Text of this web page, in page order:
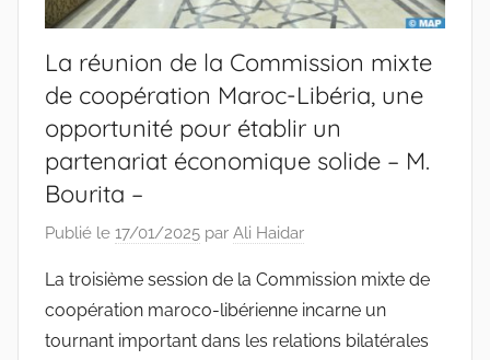
La réunion de la Commission mixte
de coopération Maroc-Libéria, une
opportunité pour établir un
partenariat économique solide – M.
Bourita –
Publié le 17/01/2025 par Ali Haidar
La troisième session de la Commission mixte de
coopération maroco-libérienne incarne un
tournant important dans les relations bilatérales